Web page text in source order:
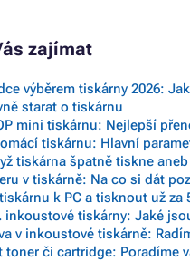
zajímat
výběrem tiskárny 2026:
starat o tiskárnu
mini tiskárnu: Nejlepší
tiskárnu: Hlavní
tiskárna špatně tiskne
v tiskárně: Na co si dát
k PC a tisknout už za
inkoustové tiskárny: Jaké
v inkoustové tiskárně:
toner či cartridge: Poradíme